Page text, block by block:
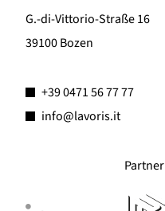
G.-di-Vittorio-Straße 16
39100 Bozen
+39 0471 56 77 77
info@lavoris.it
Partner